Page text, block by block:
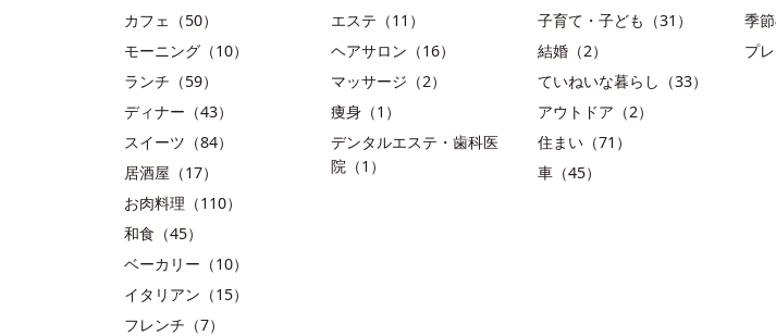
カフェ（50）
モーニング（10）
ランチ（59）
ディナー（43）
スイーツ（84）
居酒屋（17）
お肉料理（110）
和食（45）
ベーカリー（10）
イタリアン（15）
フレンチ（7）
エステ（11）
ヘアサロン（16）
マッサージ（2）
痩身（1）
デンタルエステ・歯科医
院（1）
子育て・子ども（31）
結婚（2）
ていねいな暮らし（33）
アウトドア（2）
住まい（71）
車（45）
季
プ